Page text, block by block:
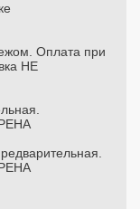
Оплата при
НЕ